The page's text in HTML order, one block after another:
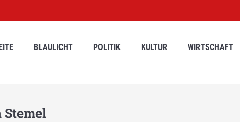
BLAULICHT POLITIK KULTUR WIRTSCHAFT